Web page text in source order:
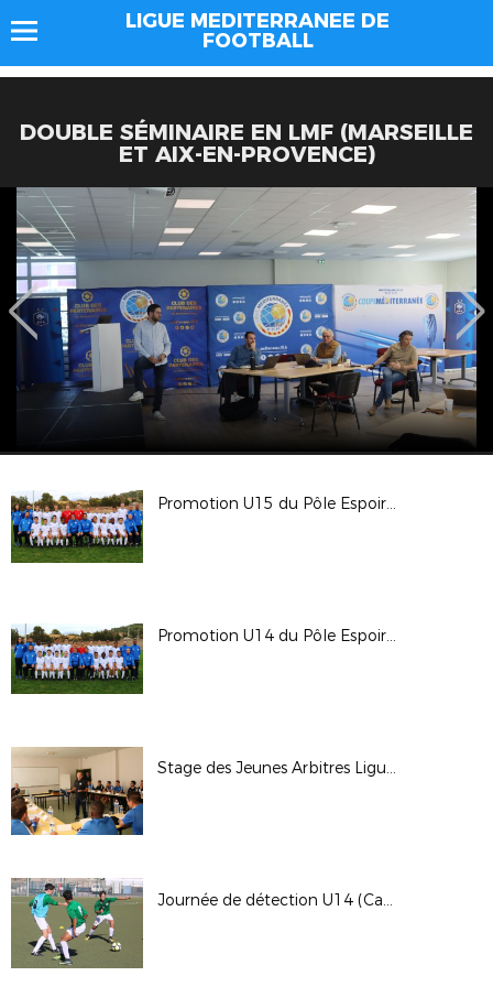
LIGUE MEDITERRANEE DE
FOOTBALL
DOUBLE SÉMINAIRE EN LMF (MARSEILLE
ET AIX-EN-PROVENCE)
Promotion U15 du Pôle Espoirs Aix
Promotion U14 du Pôle Espoirs Aix
Stage des Jeunes Arbitres Ligue (Sainte-Tulle)
Journée de détection U14 (Cannet-Rocheville)